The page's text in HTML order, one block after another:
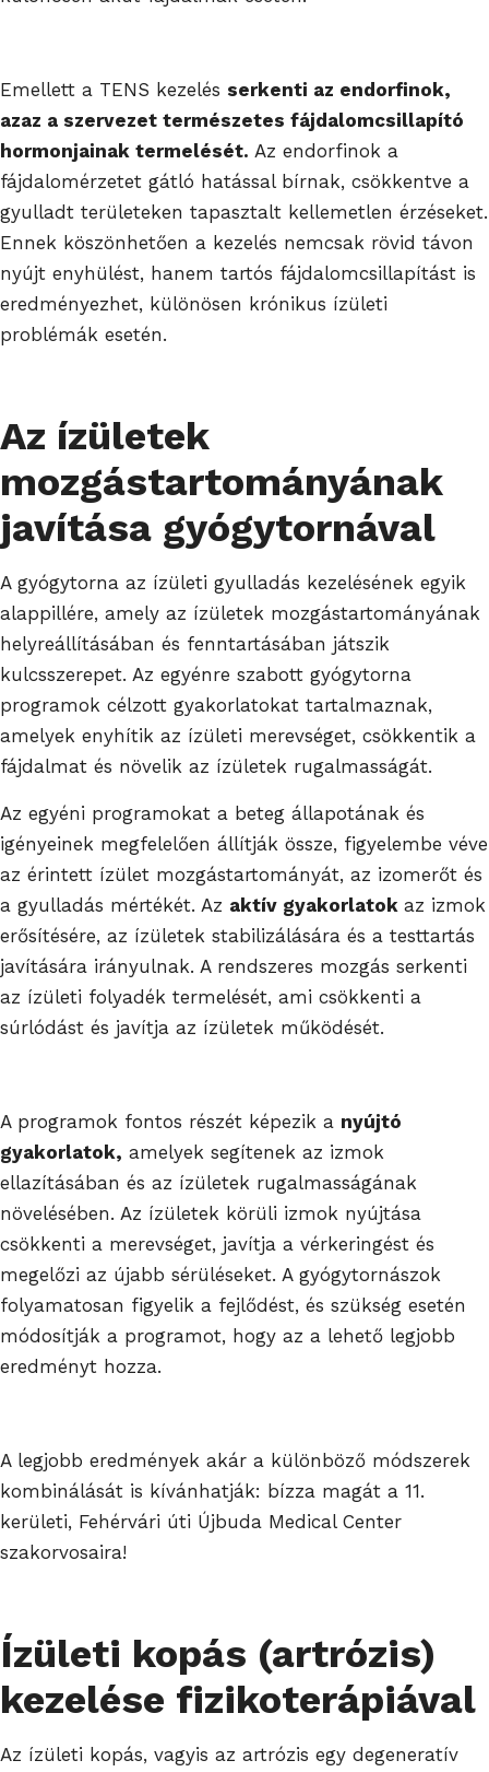
Emellett a TENS kezelés serkenti az endorfinok,
azaz a szervezet természetes fájdalomcsillapító
hormonjainak termelését. Az endorfinok a
fájdalomérzetet gátló hatással bírnak, csökkentve a
gyulladt területeken tapasztalt kellemetlen érzéseket.
Ennek köszönhetően a kezelés nemcsak rövid távon
nyújt enyhülést, hanem tartós fájdalomcsillapítást is
eredményezhet, különösen krónikus ízületi
problémák esetén.
Az ízületek
mozgástartományának
javítása gyógytornával
A gyógytorna az ízületi gyulladás kezelésének egyik
alappillére, amely az ízületek mozgástartományának
helyreállításában és fenntartásában játszik
kulcsszerepet. Az egyénre szabott gyógytorna
programok célzott gyakorlatokat tartalmaznak,
amelyek enyhítik az ízületi merevséget, csökkentik a
fájdalmat és növelik az ízületek rugalmasságát.
Az egyéni programokat a beteg állapotának és
igényeinek megfelelően állítják össze, figyelembe véve
az érintett ízület mozgástartományát, az izomerőt és
a gyulladás mértékét. Az aktív gyakorlatok az izmok
erősítésére, az ízületek stabilizálására és a testtartás
javítására irányulnak. A rendszeres mozgás serkenti
az ízületi folyadék termelését, ami csökkenti a
súrlódást és javítja az ízületek működését.
A programok fontos részét képezik a nyújtó
gyakorlatok, amelyek segítenek az izmok
ellazításában és az ízületek rugalmasságának
növelésében. Az ízületek körüli izmok nyújtása
csökkenti a merevséget, javítja a vérkeringést és
megelőzi az újabb sérüléseket. A gyógytornászok
folyamatosan figyelik a fejlődést, és szükség esetén
módosítják a programot, hogy az a lehető legjobb
eredményt hozza.
A legjobb eredmények akár a különböző módszerek
kombinálását is kívánhatják: bízza magát a 11.
kerületi, Fehérvári úti Újbuda Medical Center
szakorvosaira!
Ízületi kopás (artrózis)
kezelése fizikoterápiával
Az ízületi kopás, vagyis az artrózis egy degeneratív